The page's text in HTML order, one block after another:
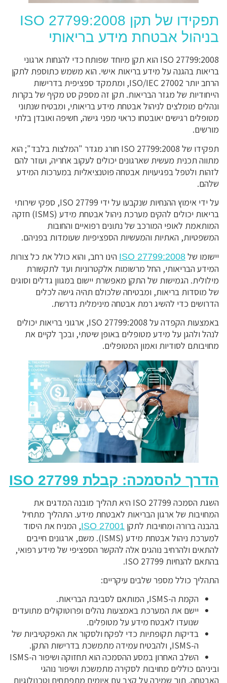
תפקידו של תקן ISO 27799:2008
בניהול אבטחת מידע בריאותי
ISO 27799:2008 הוא תקן מיוחד שפותח כדי להנחות ארגוני
בריאות בהגנה על מידע בריאות אישי. הוא משמש כתוספת לתקן
הרחב יותר ISO/IEC 27002, ומתמקד ספציפית בדרישות
הייחודיות של מגזר הבריאות. תקן זה מספק סט מקיף של בקרות
ונהלים מומלצים לניהול אבטחת מידע בריאותי, ומבטיח שנתוני
מטופלים רגישים יאובטחו כראוי מפני גישה, חשיפה ואובדן בלתי
מורשים.
תפקידו של ISO 27799:2008 חורג מגדר "המלצות בלבד"; הוא
מתווה תכנית מעשית שארגונים יכולים לעקוב אחריה, ועוזר להם
לזהות ולטפל בפגיעויות אבטחה פוטנציאליות במערכות המידע
שלהם.
על ידי אימוץ ההנחיות שנקבעו על ידי ISO 27799, ספקי שירותי
בריאות יכולים להקים מערכת ניהול אבטחת מידע (ISMS) חזקה
המותאמת לאופי המורכב של נתונים רפואיים והחובות
המשפטיות, האתיות והמעשיות הספציפיות שעומדות בפניהם.
יישומו של ISO 27799:2008 הינו רחב, והוא כולל את כל צורות
המידע הבריאותי, החל מרשומות אלקטרוניות ועד לתקשורת
מילולית. הגמישות של התקן מאפשרת יישום במגוון גדלים וסוגים
של מוסדות בריאות, ומבטיחה שלכולם תהיה גישה לכלים
הדרושים כדי להשיג רמת אבטחה מינימלית נדרשת.
באמצעות הקפדה על ISO 27799:2008, ארגוני בריאות יכולים
לנהל ולהגן על מידע מטופלים באופן שיטתי, ובכך לקיים את
מחויבותם לסודיות ואמון המטופלים.
הדרך להסמכה: קבלת ISO 27799
השגת הסמכה ISO 27799 היא תהליך מובנה המדגים את
המחויבות של ארגון הבריאות לאבטחת מידע. התהליך מתחיל
בהבנה ברורה ומחויבות לתקן ISO 27001, המניח את היסוד
למערכת ניהול אבטחת מידע (ISMS). משם, ארגונים חייבים
להתאים ולהרחיב נוהגים אלה להקשר הספציפי של מידע רפואי,
בהתאם להנחיות ISO 27799.
התהליך כולל מספר שלבים עיקריים:
הקמת ה-ISMS, המותאם לסביבת הבריאות.
יישם את המערכת באמצעות נהלים ופרוטוקולים מתועדים
שנועדו לאבטח מידע על מטופלים.
בדיקות תקופתיות כדי לפקח ולסקור את האפקטיביות של
ה-ISMS, ולהבטיח עמידה מתמשכת בדרישות התקן.
השלב האחרון במסע ההסמכה הוא תחזוקה ושיפור ה-ISMS
וביניהם כוללים מחויבות לסקירה מתמשכת ושיפור נוהגי
האבטחה, תוך שמירה על קצב עם איומים מתפתחים וטכנולוגיות